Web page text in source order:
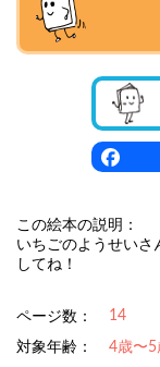
この絵本の説明：
いちごのようせいさ
してね！
ページ数： 14
対象年齢：
4歳〜5